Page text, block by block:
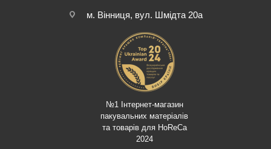
м. Вінниця, вул. Шмідта 20а
№1 Інтернет-магазин
пакувальних матеріалів
та товарів для HoReCa
2024